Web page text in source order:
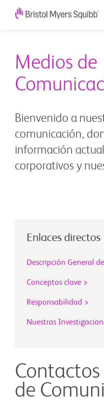
Medios de
Bienvenido a
comunicación,
información
corporativos y
de
Enlaces directos
Descripción General
Conceptos clave >
Responsabilidad >
Nuestras